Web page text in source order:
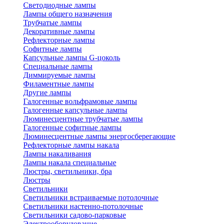
Светодиодные лампы
Лампы общего назначения
Трубчатые лампы
Декоративные лампы
Рефлекторные лампы
Софитные лампы
Капсульные лампы G-цоколь
Специальные лампы
Диммируемые лампы
Филаментные лампы
Другие лампы
Галогенные вольфрамовые лампы
Галогенные капсульные лампы
Люминесцентные трубчатые лампы
Галогенные софитные лампы
Люминесцентные лампы энергосберегающие
Рефлекторные лампы накала
Лампы накаливания
Лампы накала специальные
Люстры, светильники, бра
Люстры
Светильники
Светильники встраиваемые потолочные
Светильники настенно-потолочные
Светильники садово-парковые